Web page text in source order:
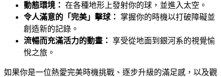
動態環境： 在各種地形上發射你的球，並進入太空。
令人滿意的「完美」擊球：
掌握你的時機以打破障礙並
創造新的記錄。
流暢而充滿活力的動畫： 享受從地面到銀河系的視覺愉
悅之旅。
如果你是一位熱愛完美時機挑戰、逐步升級的滿足感，以及觀